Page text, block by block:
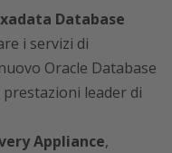
Database
i servizi di
Oracle Database
leader di
Appliance,